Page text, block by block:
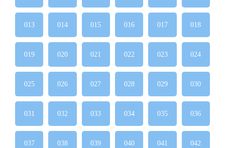
013 014 015 016 017 018
019 020 021 022 023 024
025 026 027 028 029 030
031 032 033 034 035 036
037 038 039 040 041 042